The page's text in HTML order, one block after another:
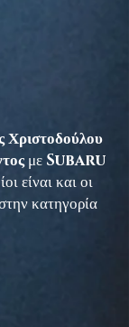
Χριστοδούλου
με Subaru
είναι και οι
κατηγορία